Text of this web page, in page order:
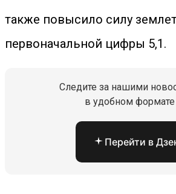
также повысило силу
первоначальной цифры 5,1.
Следите за нашими
в удобном формате
Перейти в